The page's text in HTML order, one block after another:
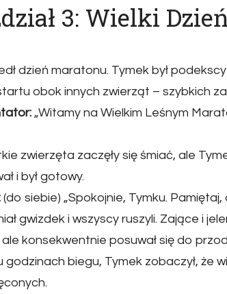
3: Wielki
dzień maratonu. Tymek był
obok innych zwierząt – szybkich
„Witamy na Wielkim Leśnym
zwierzęta zaczęły się śmiać, ale
i był gotowy.
(do siebie) „Spokojnie, Tymku.
gwizdek i wszyscy ruszyli. Zające i
konsekwentnie posuwał się do
godzinach biegu, Tymek zobaczył, że